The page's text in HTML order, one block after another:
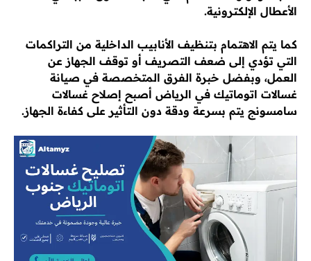
الأعطال الإلكترونية.
كما يتم الاهتمام بتنظيف الأنابيب الداخلية من التراكمات
التي تؤدي إلى ضعف التصريف أو توقف الجهاز عن
العمل، وبفضل خبرة الفرق المتخصصة في صيانة
غسالات اتوماتيك في الرياض أصبح إصلاح غسالات
سامسونج يتم بسرعة ودقة دون التأثير على كفاءة الجهاز.